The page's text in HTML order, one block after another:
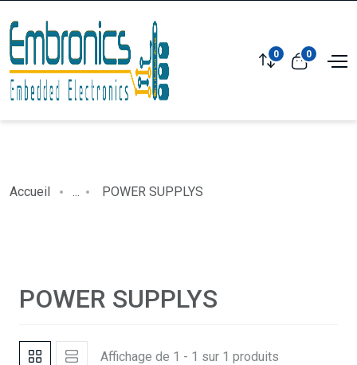
0 0
Accueil ... POWER SUPPLYS
POWER SUPPLYS
Affichage de 1 - 1 sur 1 produits